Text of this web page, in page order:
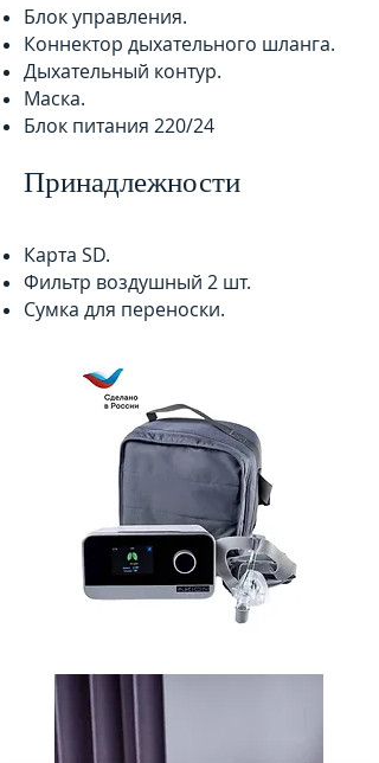
Блок управления.
Коннектор дыхательного шланга.
Дыхательный контур.
Маска.
Блок питания 220/24
Принадлежности
Карта SD.
Фильтр воздушный 2 шт.
Сумка для переноски.